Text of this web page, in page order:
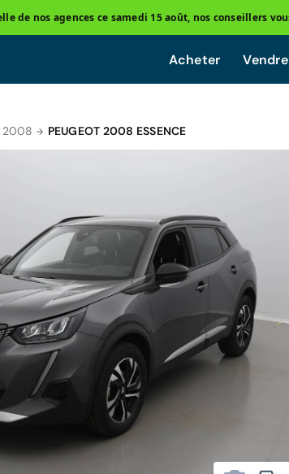
de nos agences ce samedi 15 août, nos conseillers
Acheter Vendre
2008 PEUGEOT 2008 ESSENCE